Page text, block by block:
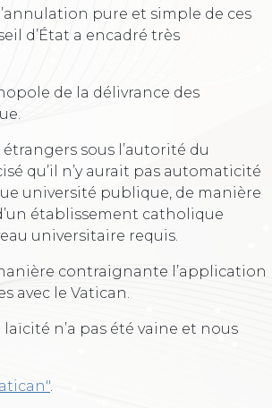
pure et simple de ces
d’État a encadré très
de la délivrance des
sous l’autorité du
qu’il n’y aurait pas automaticité
université publique, de manière
établissement catholique
universitaire requis.
contraignante l’application
avec le Vatican.
n’a pas été vaine et nous
.